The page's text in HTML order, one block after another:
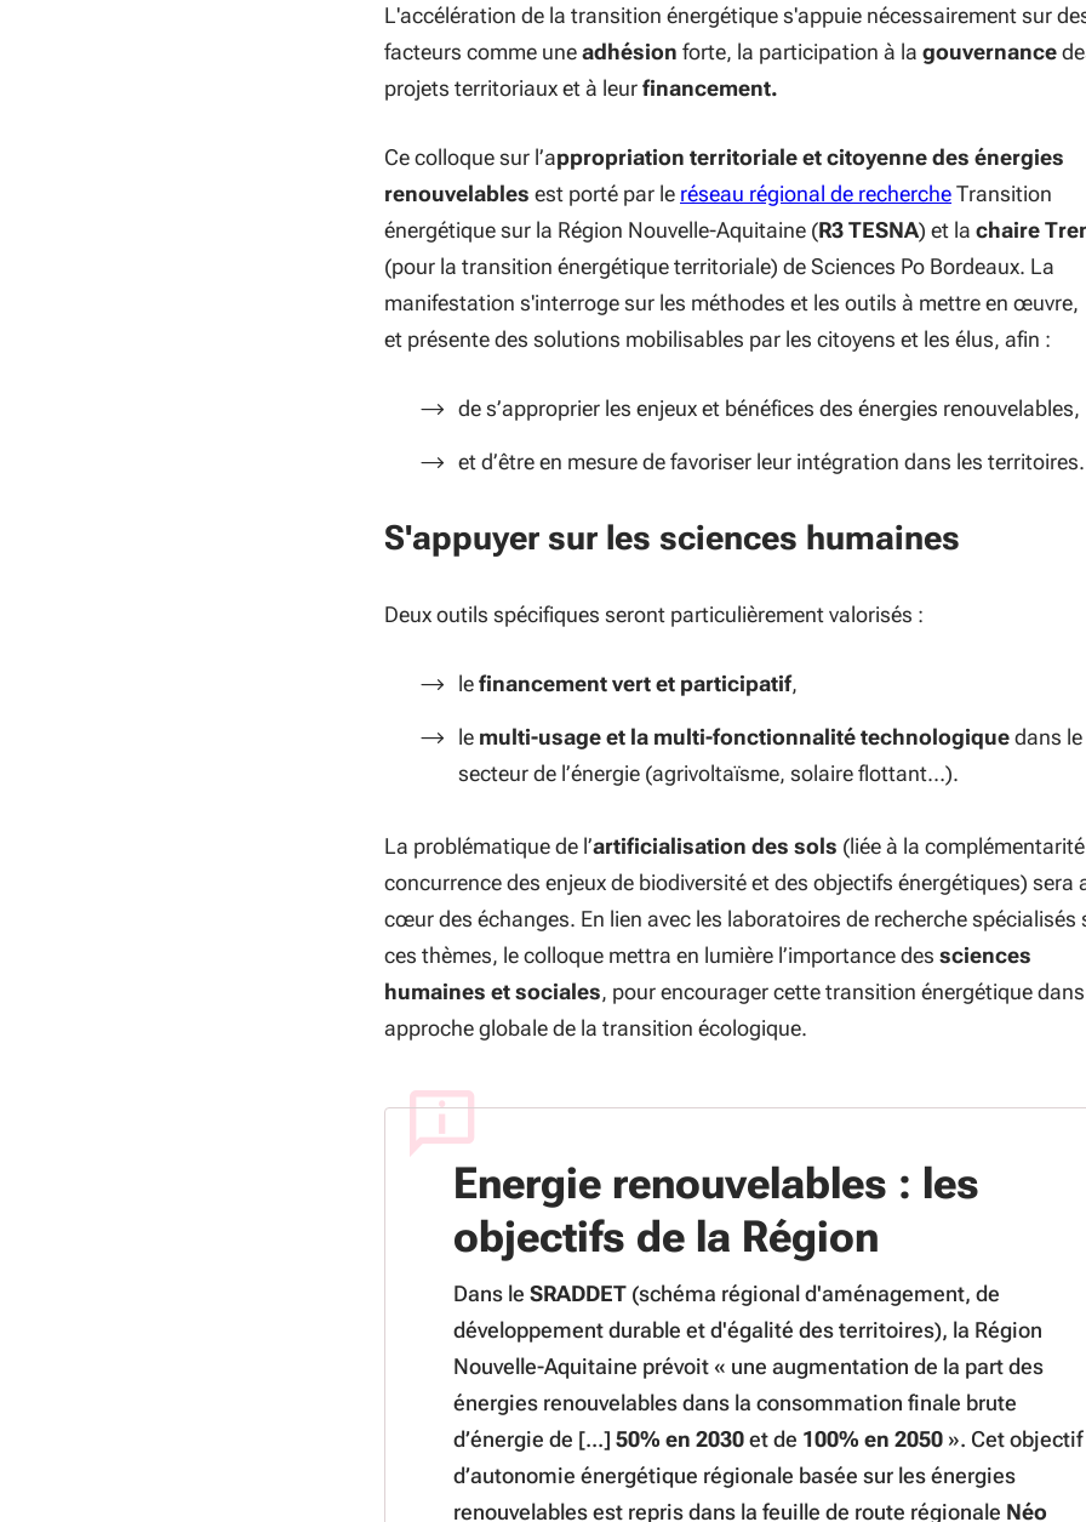
L'accélération de la transition énergétique s'appuie nécessairement sur
facteurs comme uneadhésion forte, la participation à la gouvernance
projets territoriaux et à leurfinancement.
Ce colloque sur l’appropriation territoriale et citoyenne des énergies
renouvelables est porté par le réseau (S'ouvre dans une nouvelle fenêtre)
régional de recherche(S'ouvre dans
Transition
énergétique sur la Région Nouvelle-Aquitaine (R3 TESNA) et la chaire
(pour la transition énergétique territoriale) de Sciences Po Bordeaux. La
manifestation s'interroge sur les méthodes et les outils à mettre en œuvre,
et présente des solutions mobilisables par les citoyens et les élus, afin :
de s’approprier les enjeux et bénéfices des énergies renouvelables,
et d’être en mesure de favoriser leur intégration dans les territoires.
S'appuyer sur les sciences humaines
Deux outils spécifiques seront particulièrement valorisés :
lefinancement vert et participatif,
le multi-usage et la multi-fonctionnalité technologiquedans le
secteur de l’énergie (agrivoltaïsme, solaire flottant…).
La problématique de l’artificialisation des sols (liée à la
concurrence des enjeux de biodiversité et des objectifs énergétiques) sera
cœur des échanges. En lien avec les laboratoires de recherche spécialisés
ces thèmes, le colloque mettra en lumière l’importance des sciences
humaines et sociales, pour encourager cette transition énergétique
approche globale de la transition écologique.
Energie renouvelables : les
objectifs de la Région
Dans le SRADDET (schéma régional d'aménagement, de
développement durable et d'égalité des territoires), la Région
Nouvelle-Aquitaine prévoit « une augmentation de la part des
énergies renouvelables dans la consommation finale brute
d’énergie de [...] 50% en 2030et de 100% en 2050 ». Cet objectif
d’autonomie énergétique régionale basée sur les énergies
renouvelables est repris dans la feuille de route régionale Néo